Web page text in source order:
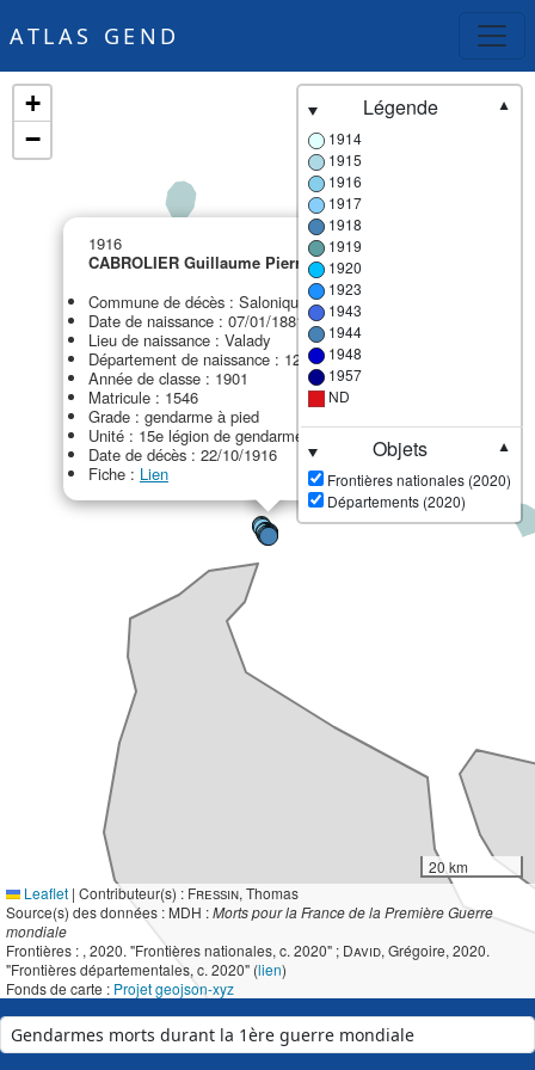
ATLAS GEND
1916
CABROLIER Guillaume Pierre MPF
Commune de décès : Salonique (ou Thessalonique)
Date de naissance : 07/01/1881
Lieu de naissance : Valady
Département de naissance : 12 - Aveyron
Année de classe : 1901
Matricule : 1546
Grade : gendarme à pied
Unité : 15e légion de gendarmerie (15e LG)
Date de décès : 22/10/1916
Fiche : Lien
+
−
Légende
▼
1914
1915
1916
1917
1918
1919
1920
1923
1943
1944
1948
1957
ND
Objets
▼
Frontières nationales (2020)
Départements (2020)
20 km
Leaflet | Contributeur(s) : Fressin, Thomas
Source(s) des données : MDH :Morts pour la France de la Première Guerre
mondiale
Frontières : , 2020. "Frontières nationales, c. 2020" ; David, Grégoire, 2020.
"Frontières départementales, c. 2020" (lien)
Fonds de carte : Projet geojson-xyz